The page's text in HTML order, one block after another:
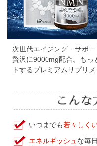
次世代エイジング・サポ
贅沢に9000mg配合。もっ
トするプレミアムサプリメ
いつまでも若々しく
エネルギッシュな毎